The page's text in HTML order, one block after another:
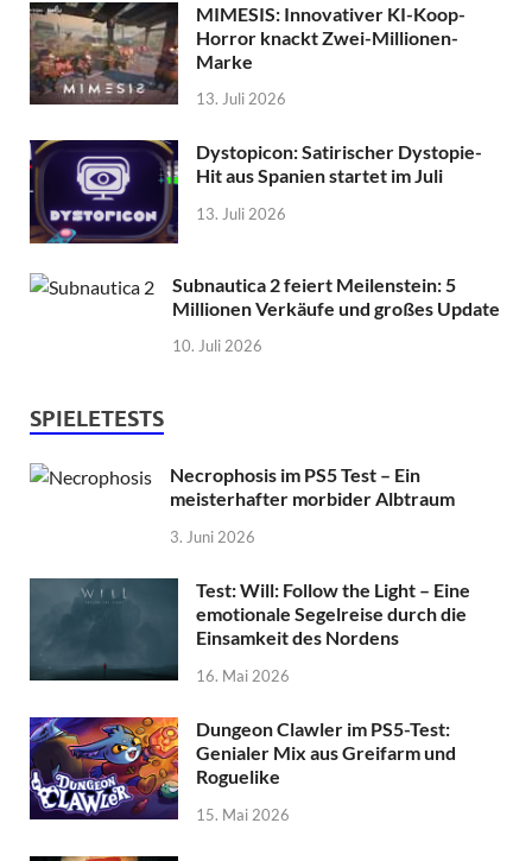
MIMESIS: Innovativer KI-Koop-
Horror knackt Zwei-Millionen-
Marke
13. Juli 2026
Dystopicon: Satirischer Dystopie-
Hit aus Spanien startet im Juli
13. Juli 2026
Subnautica 2 feiert Meilenstein: 5
Millionen Verkäufe und großes Update
10. Juli 2026
SPIELETESTS
Necrophosis im PS5 Test – Ein
meisterhafter morbider Albtraum
3. Juni 2026
Test: Will: Follow the Light – Eine
emotionale Segelreise durch die
Einsamkeit des Nordens
16. Mai 2026
Dungeon Clawler im PS5-Test:
Genialer Mix aus Greifarm und
Roguelike
15. Mai 2026